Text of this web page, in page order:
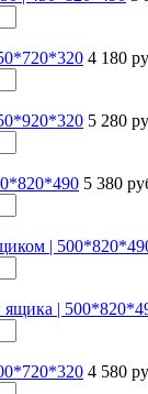
4 180
5 280
5 380
|
|
4 580